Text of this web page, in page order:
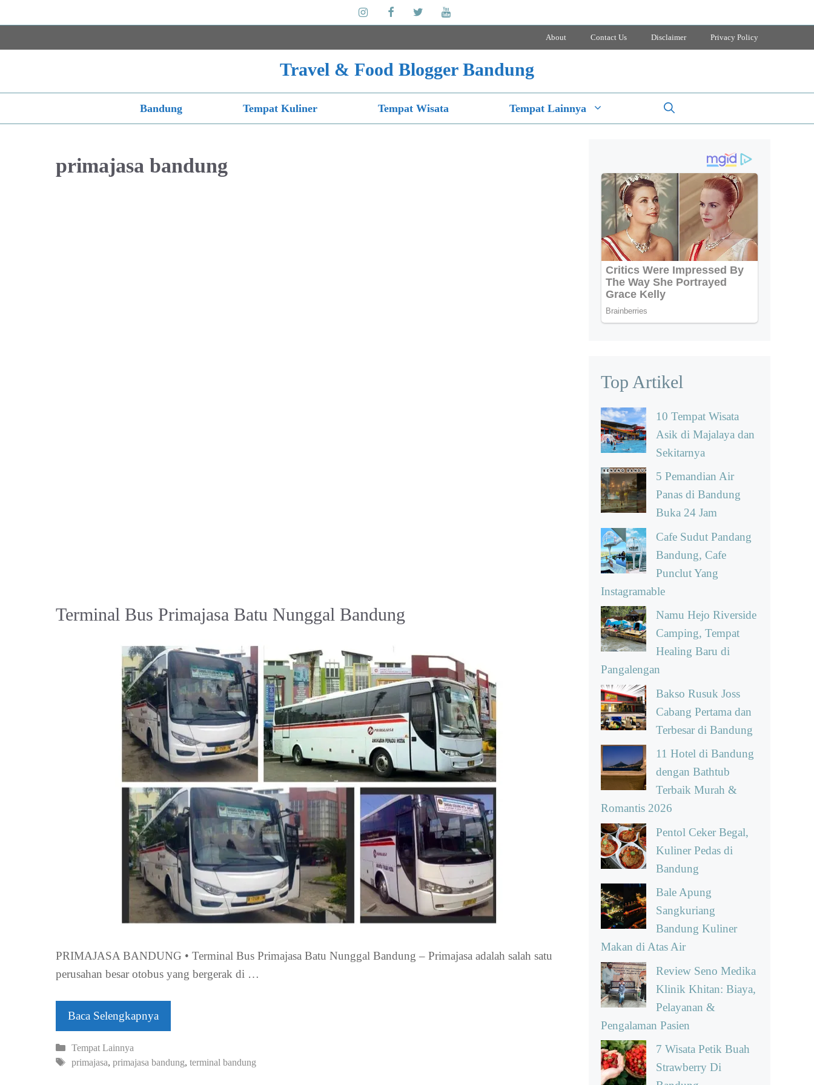
ke
About Contact Us Disclaimer Privacy Policy
Travel & Food Blogger Bandung
Bandung Tempat Kuliner Tempat Wisata Tempat Lainnya
primajasa bandung
Terminal Bus Primajasa Batu Nunggal Bandung
PRIMAJASA BANDUNG • Terminal Bus Primajasa Batu Nunggal Bandung – Primajasa adalah salah satu
perusahan besar otobus yang bergerak di …
Baca Selengkapnya
Kategori
Tempat Lainnya
Tag
primajasa, primajasa bandung, terminal bandung
Top Artikel
10 Tempat Wisata
Asik di Majalaya dan
Sekitarnya
5 Pemandian Air
Panas di Bandung
Buka 24 Jam
Cafe Sudut Pandang
Bandung, Cafe
Punclut Yang
Instagramable
Namu Hejo Riverside
Camping, Tempat
Healing Baru di
Pangalengan
Bakso Rusuk Joss
Cabang Pertama dan
Terbesar di Bandung
11 Hotel di Bandung
dengan Bathtub
Terbaik Murah &
Romantis 2026
Pentol Ceker Begal,
Kuliner Pedas di
Bandung
Bale Apung
Sangkuriang
Bandung Kuliner
Makan di Atas Air
Review Seno Medika
Klinik Khitan: Biaya,
Pelayanan &
Pengalaman Pasien
7 Wisata Petik Buah
Strawberry Di